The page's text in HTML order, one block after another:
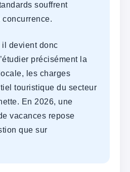
souffrent
il devient donc
précisément la
les charges
touristique du secteur
En 2026, une
vacances repose
que sur